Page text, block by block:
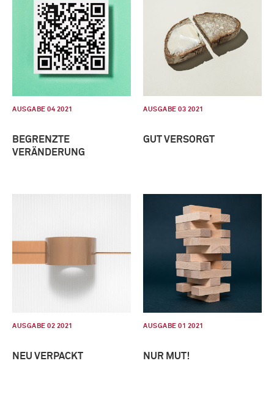
AUSGABE 04 2021
BEGRENZTE
VERÄNDERUNG
AUSGABE 03 2021
GUT VERSORGT
AUSGABE 02 2021
NEU VERPACKT
AUSGABE 01 2021
NUR MUT!